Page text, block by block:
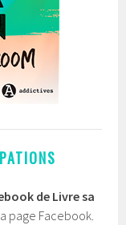
de Livre sa
page Facebook.